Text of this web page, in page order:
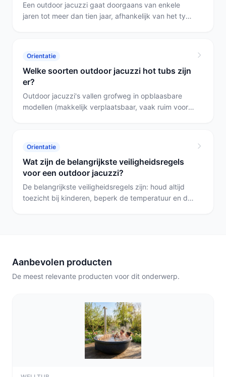
Een outdoor jacuzzi gaat doorgaans van enkele
jaren tot meer dan tien jaar, afhankelijk van het type
Orientatie
Welke soorten outdoor jacuzzi hot tubs zijn
er?
Outdoor jacuzzi's vallen grofweg in opblaasbare
modellen (makkelijk verplaatsbaar, vaak ruim voor
en veel zitplaatsen wilt; kies de WELLTUB als je een
niet-opblaasbare, compacte
tweepersoonsoplossing zoekt.
Orientatie
Wat zijn de belangrijkste veiligheidsregels
voor een outdoor jacuzzi?
De belangrijkste veiligheidsregels zijn: houd altijd
toezicht bij kinderen, beperk de temperatuur en de
Aanbevolen producten
De meest relevante producten voor dit onderwerp.